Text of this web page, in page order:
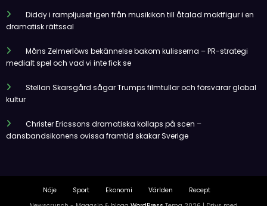
Diddy i rampljuset igen från musikikon till åtalad maktfigur i en
dramatisk rättssal
Måns Zelmerlöws bekännelse bakom kulisserna – PR-strategi
medialt spel och vad vi inte fick se
Stellan Skarsgård sågar Trumps filmtullar och försvarar global
kultur
Christer Ericssons dramatiska kollaps på scen –
dansbandsikonens ovissa framtid skakar Sverige
Nöje Sport Ekonomi Världen
Recept